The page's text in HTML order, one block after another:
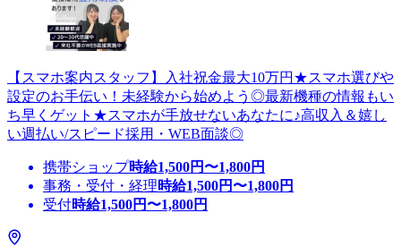
【スマホ案内スタッフ】入社祝金最大10万円★スマホ選びや
設定のお手伝い！未経験から始めよう◎最新機種の情報もい
ち早くゲット★スマホが手放せないあなたに♪高収入＆嬉し
い週払い/スピード採用・WEB面談◎
携帯ショップ時給1,500円〜1,800円
事務・受付・経理時給1,500円〜1,800円
受付時給1,500円〜1,800円